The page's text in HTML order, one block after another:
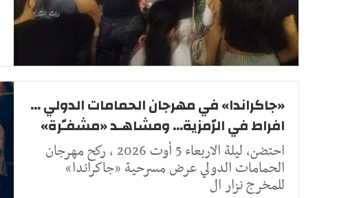
«جاكراندا» في مهرجان الحمامات الدولي ...
افراط في الرّمزية... ومشاهـد «مشفـّرة»
احتضن، ليلة الاربعاء 5 أوت 2026 ، ركح مهرجان
الحمامات الدولي عرض مسرحية «جاكراندا»
للمخرج نزار ال